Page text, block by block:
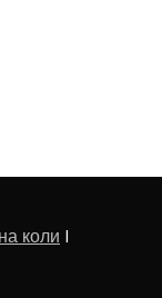
коли I